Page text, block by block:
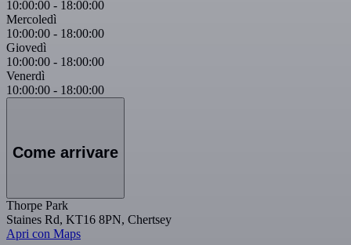
10:00:00 - 18:00:00
Mercoledì
10:00:00 - 18:00:00
Giovedì
10:00:00 - 18:00:00
Venerdì
10:00:00 - 18:00:00
Come arrivare
Thorpe Park
Staines Rd, KT16 8PN, Chertsey
Apri con Maps